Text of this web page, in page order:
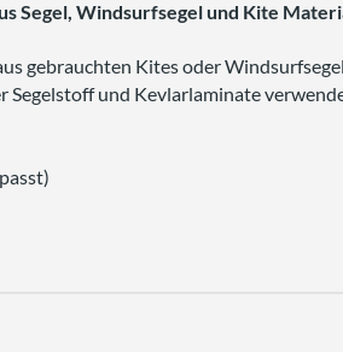
Segel, Windsurfsegel und Kite
gebrauchten Kites oder
Segelstoff und Kevlarlaminate